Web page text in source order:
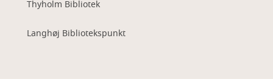
Thyholm Bibliotek
Langhøj Bibliotekspunkt